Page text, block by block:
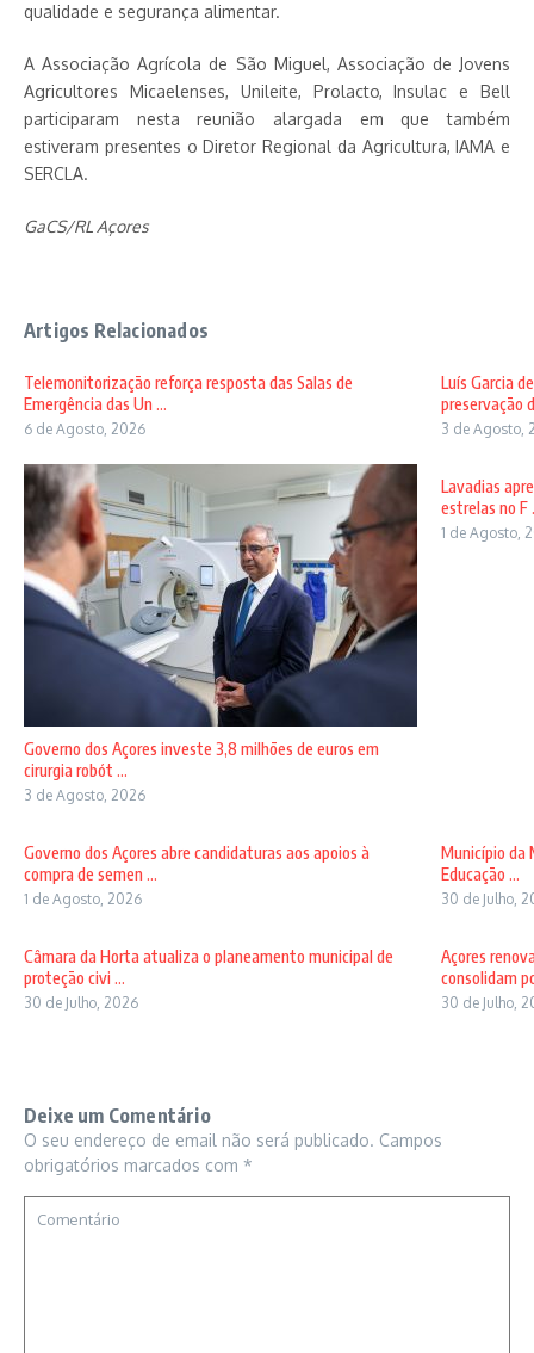
qualidade e segurança alimentar.
A Associação Agrícola de São Miguel, Associação de Jovens
Agricultores Micaelenses, Unileite, Prolacto, Insulac e Bell
participaram nesta reunião alargada em que também
estiveram presentes o Diretor Regional da Agricultura, IAMA e
SERCLA.
GaCS/RL Açores
Artigos Relacionados
Telemonitorização reforça resposta das Salas de
Emergência das Un ...
6 de Agosto, 2026
Luís Garcia
preservação
3 de Agosto,
Governo dos Açores investe 3,8 milhões de euros em
cirurgia robót ...
3 de Agosto, 2026
Lavadias
estrelas no F
1 de Agosto,
Governo dos Açores abre candidaturas aos apoios à
compra de semen ...
1 de Agosto, 2026
Município da
Educação ...
30 de Julho,
Câmara da Horta atualiza o planeamento municipal de
proteção civi ...
30 de Julho, 2026
Açores
consolidam
30 de Julho,
Deixe um Comentário
O seu endereço de email não será publicado. Campos
obrigatórios marcados com *